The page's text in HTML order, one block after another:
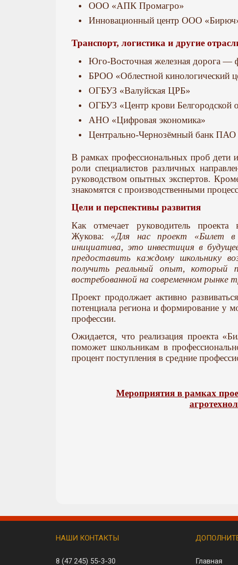
ООО «АПК Промагро»
Инновационный центр ООО
Транспорт, логистика и другие
Юго-Восточная железная дорога
БРОО «Облестной кинологический
ОГБУЗ «Валуйская ЦРБ»
ОГБУЗ «Центр крови Белгородской
АНО «Цифровая экономика»
Центрально-Чернозёмный банк ПАО
В рамках профессиональных проб дети
роли специалистов различных
руководством опытных экспертов.
знакомятся с производственными
Цели и перспективы развития
Как отмечает руководитель проекта
Жукова: «Для нас проект «Билет
инициатива, это инвестиция в
предоставить каждому школьнику
получить реальный опыт, который
востребованной на современном рынке
Проект продолжает активно
потенциала региона и формирование у
профессии.
Ожидается, что реализация проекта
поможет школьникам в
процент поступления в средние
Мероприятия в рамках
НАШИ КОНТАКТЫ
8 (47 245) 55-3-30 Главная